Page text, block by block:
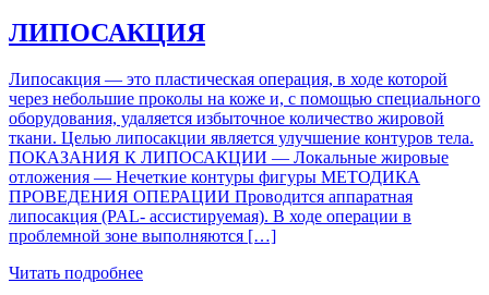
ЛИПОСАКЦИЯ
Липосакция — это пластическая операция, в ходе которой
через небольшие проколы на коже и, с помощью специального
оборудования, удаляется избыточное количество жировой
ткани. Целью липосакции является улучшение контуров тела.
ПОКАЗАНИЯ К ЛИПОСАКЦИИ — Локальные жировые
отложения — Нечеткие контуры фигуры МЕТОДИКА
ПРОВЕДЕНИЯ ОПЕРАЦИИ Проводится аппаратная
липосакция (PAL- ассистируемая). В ходе операции в
проблемной зоне выполняются […]
Читать подробнее